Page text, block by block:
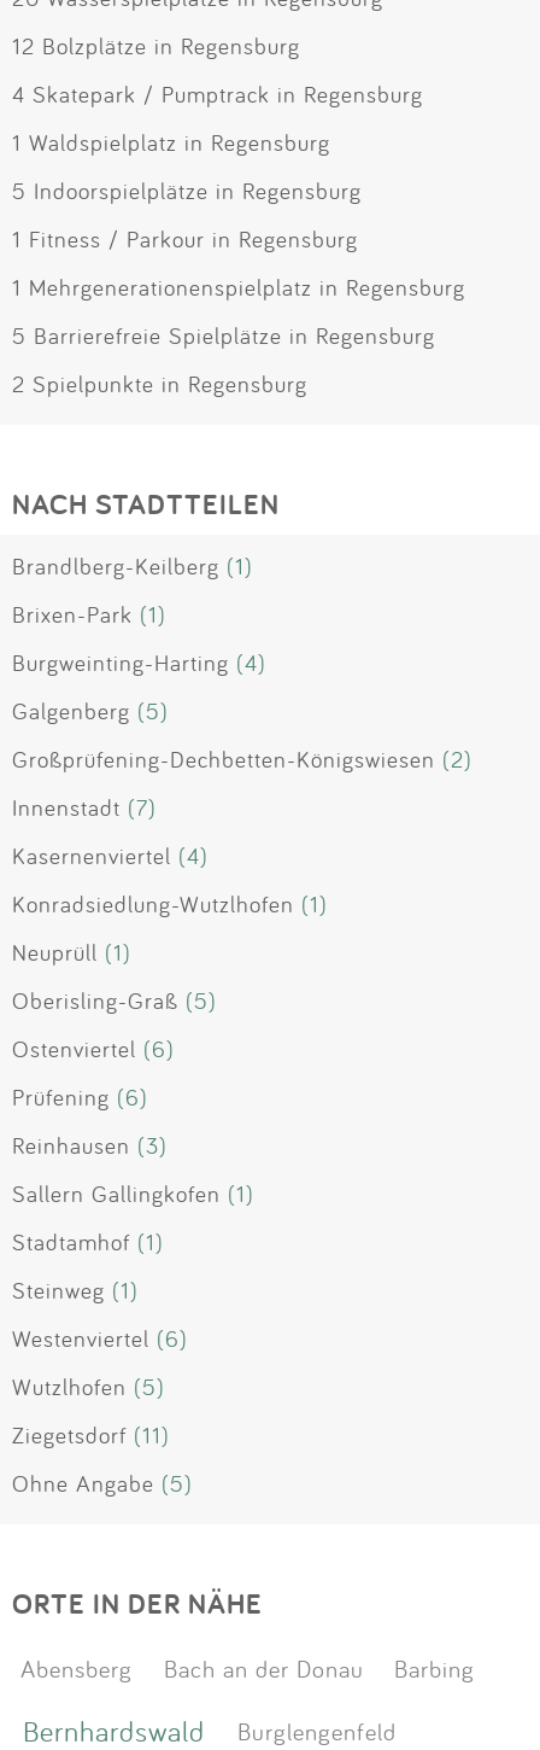
12 Bolzplätze in Regensburg
4 Skatepark / Pumptrack in Regensburg
1 Waldspielplatz in Regensburg
5 Indoorspielplätze in Regensburg
1 Fitness / Parkour in Regensburg
1 Mehrgenerationenspielplatz in Regensburg
5 Barrierefreie Spielplätze in Regensburg
2 Spielpunkte in Regensburg
NACH STADTTEILEN
Brandlberg-Keilberg (1)
Brixen-Park (1)
Burgweinting-Harting (4)
Galgenberg (5)
Großprüfening-Dechbetten-Königswiesen (2)
Innenstadt (7)
Kasernenviertel (4)
Konradsiedlung-Wutzlhofen (1)
Neuprüll (1)
Oberisling-Graß (5)
Ostenviertel (6)
Prüfening (6)
Reinhausen (3)
Sallern Gallingkofen (1)
Stadtamhof (1)
Steinweg (1)
Westenviertel (6)
Wutzlhofen (5)
Ziegetsdorf (11)
Ohne Angabe (5)
ORTE IN DER NÄHE
Abensberg Bach an der Donau Barbing
Bernhardswald
Burglengenfeld